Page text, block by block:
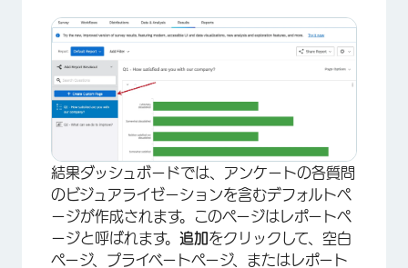
×
結果ダッシュボードでは、アンケートの各質問
のビジュアライゼーションを含むデフォルトペ
ージが作成されます。このページはレポートペ
ージと呼ばれます。 追加をクリックして、空白
ページ、プライベートページ、またはレポート